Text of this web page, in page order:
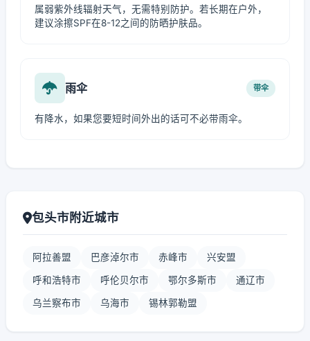
属弱紫外线辐射天气，无需特别防护。若长期在户外，
建议涂擦SPF在8-12之间的防晒护肤品。
雨伞 带伞
有降水，如果您要短时间外出的话可不必带雨伞。
包头市附近城市
阿拉善盟 巴彦淖尔市 赤峰市 兴安盟
呼和浩特市 呼伦贝尔市 鄂尔多斯市 通辽市
乌兰察布市 乌海市 锡林郭勒盟